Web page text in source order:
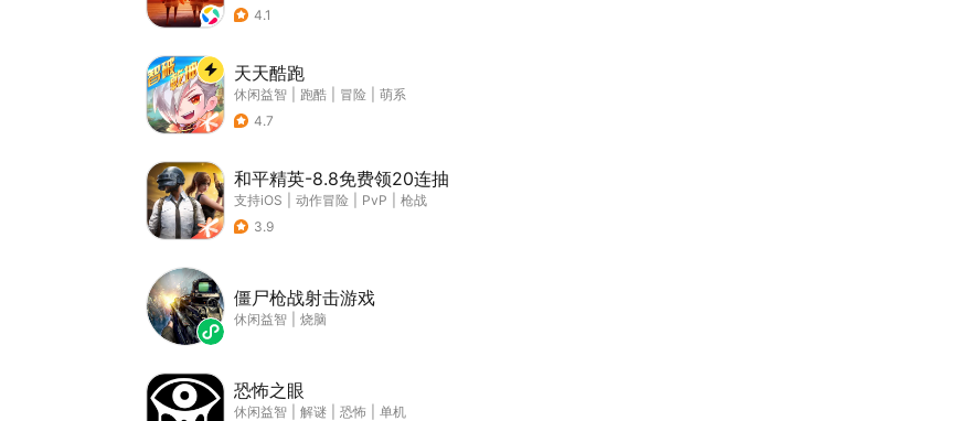
4.1
天天酷跑
休闲益智 跑酷 冒险
萌系
4.7
和平精英-8.8免费领20连抽
支持iOS 动作冒险 PvP
枪战
3.9
僵尸枪战射击游戏
休闲益智 烧脑
恐怖之眼
休闲益智 解谜 恐怖
单机